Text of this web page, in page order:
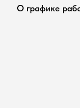
О графике